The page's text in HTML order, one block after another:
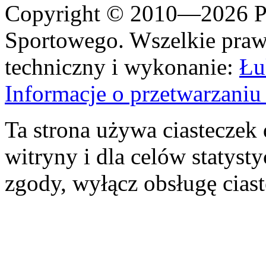
Copyright © 2010—2026
Sportowego. Wszelkie
techniczny i wykonanie:
Informacje o
Ta strona używa
witryny i dla celów
zgody, wyłącz obsługę